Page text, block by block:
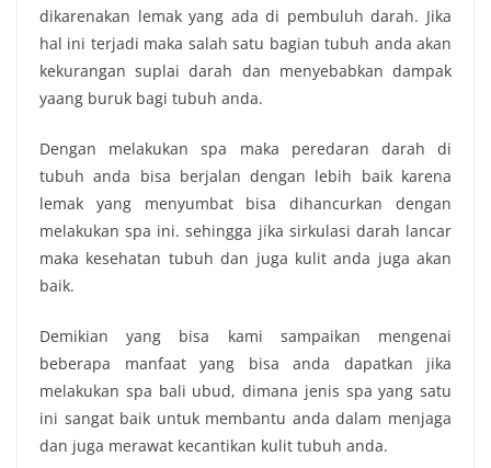
dikarenakan lemak yang ada di pembuluh darah. Jika
hal ini terjadi maka salah satu bagian tubuh anda akan
kekurangan suplai darah dan menyebabkan dampak
yaang buruk bagi tubuh anda.
Dengan melakukan spa maka peredaran darah di
tubuh anda bisa berjalan dengan lebih baik karena
lemak yang menyumbat bisa dihancurkan dengan
melakukan spa ini. sehingga jika sirkulasi darah lancar
maka kesehatan tubuh dan juga kulit anda juga akan
baik.
Demikian yang bisa kami sampaikan mengenai
beberapa manfaat yang bisa anda dapatkan jika
melakukan spa bali ubud, dimana jenis spa yang satu
ini sangat baik untuk membantu anda dalam menjaga
dan juga merawat kecantikan kulit tubuh anda.